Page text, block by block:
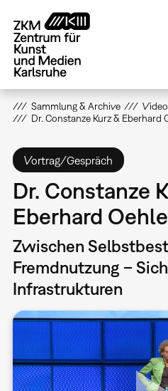
zum
Inhalt
Sammlung & Archive
Dr. Constanze Kurz & Eberhard
Vortrag/Gespräch
Dr. Constanze
Eberhard
Zwischen
Fremdnutzung –
Infrastrukturen